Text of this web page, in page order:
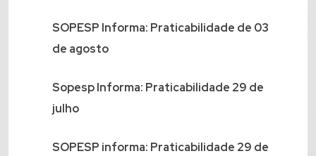
SOPESP Informa: Praticabilidade de 03
de agosto
Sopesp Informa: Praticabilidade 29 de
julho
SOPESP informa: Praticabilidade 29 de